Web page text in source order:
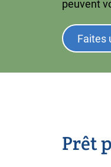
peuvent
Faites
Prêt